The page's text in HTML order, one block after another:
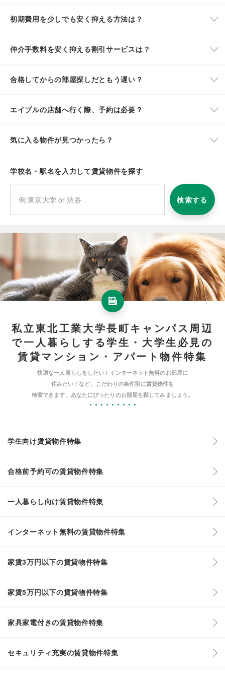
初期費用を少しでも安く抑える方法は？
仲介手数料を安く抑える割引サービスは？
合格してからの部屋探しだともう遅い？
エイブルの店舗へ行く際、予約は必要？
気に入る物件が見つかったら？
学校名・駅名を入力して賃貸物件を探す
検索する
私立東北工業大学長町キャンパス周辺
で一人暮らしする学生・大学生必見の
賃貸マンション・アパート物件特集
快適な一人暮らしをしたい！インターネット無料のお部屋に
住みたい！など、こだわりの条件別に賃貸物件を
検索できます。あなたにぴったりのお部屋を探してみましょう。
学生向け賃貸物件特集
合格前予約可の賃貸物件特集
一人暮らし向け賃貸物件特集
インターネット無料の賃貸物件特集
家賃3万円以下の賃貸物件特集
家賃5万円以下の賃貸物件特集
家具家電付きの賃貸物件特集
セキュリティ充実の賃貸物件特集